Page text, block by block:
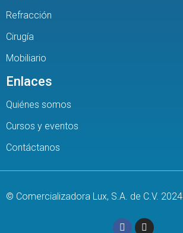
Refracción
Cirugía
Mobiliario
Enlaces
Quiénes somos
Cursos y eventos
Contáctanos
© Comercializadora Lux, S.A. de C.V. 2024